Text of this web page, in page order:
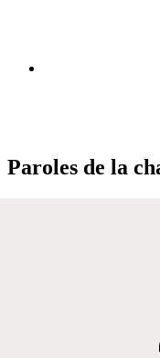
Paroles de la